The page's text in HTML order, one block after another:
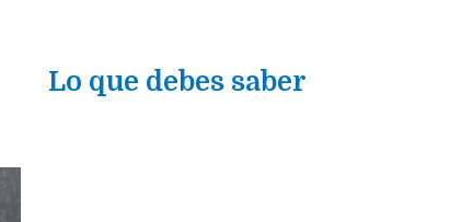
Lo que debes saber